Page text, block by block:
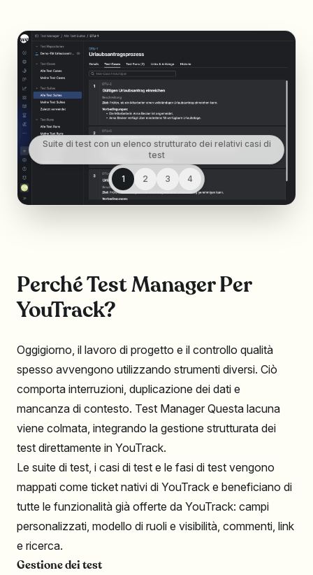
Suite di test con un elenco strutturato dei relativi casi di
test
1 2 3 4
Perché Test Manager Per
YouTrack?
Oggigiorno, il lavoro di progetto e il controllo qualità
spesso avvengono utilizzando strumenti diversi. Ciò
comporta interruzioni, duplicazione dei dati e
mancanza di contesto. Test Manager Questa lacuna
viene colmata, integrando la gestione strutturata dei
test direttamente in YouTrack.
Le suite di test, i casi di test e le fasi di test vengono
mappati come ticket nativi di YouTrack e beneficiano di
tutte le funzionalità già offerte da YouTrack: campi
personalizzati, modello di ruoli e visibilità, commenti, link
e ricerca.
Gestione dei test